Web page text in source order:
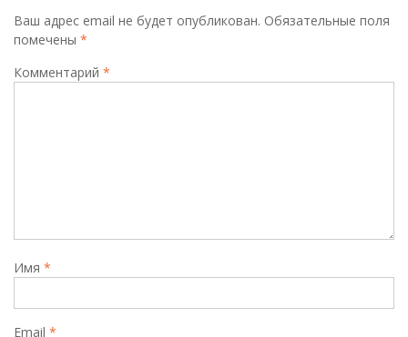
Ваш адрес email не будет опубликован. Обязательные поля
помечены *
Комментарий *
Имя *
Email *